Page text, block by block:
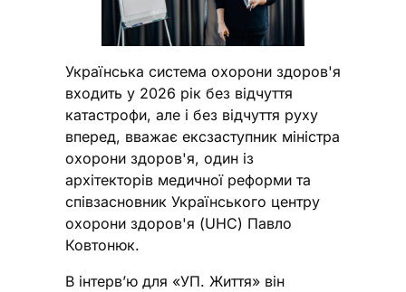
Українська система охорони здоров'я
входить у 2026 рік без відчуття
катастрофи, але і без відчуття руху
вперед, вважає ексзаступник міністра
охорони здоров'я, один із
архітекторів медичної реформи та
співзасновник Українського центру
охорони здоров'я (UHC) Павло
Ковтонюк.
В інтервʼю для «УП. Життя» він